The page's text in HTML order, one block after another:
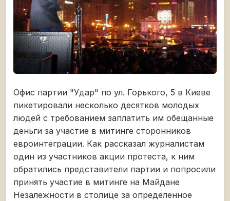
Офис партии "Удар" по ул. Горького, 5 в Киеве
пикетировали несколько десятков молодых
людей с требованием заплатить им обещанные
деньги за участие в митинге сторонников
евроинтеграции. Как рассказал журналистам
один из участников акции протеста, к ним
обратились представители партии и попросили
принять участие в митинге на Майдане
Незалежности в столице за определенное